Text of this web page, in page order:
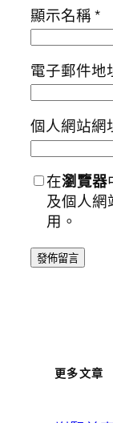
顯示名稱*
電子郵件地
個人網站網
在瀏覽器
及個人網
用。
更多文章